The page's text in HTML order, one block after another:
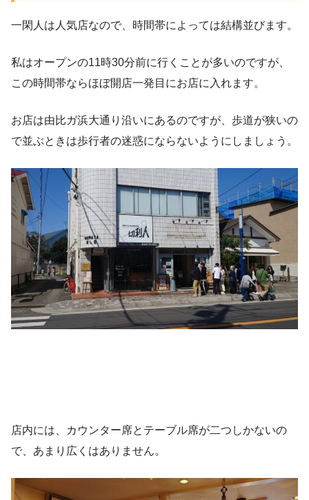
一閑人は人気店なので、時間帯によっては結構並びます。
私はオープンの11時30分前に行くことが多いのですが、
この時間帯ならほぼ開店一発目にお店に入れます。
お店は由比ガ浜大通り沿いにあるのですが、歩道が狭いの
で並ぶときは歩行者の迷惑にならないようにしましょう。
店内には、カウンター席とテーブル席が二つしかないの
で、あまり広くはありません。